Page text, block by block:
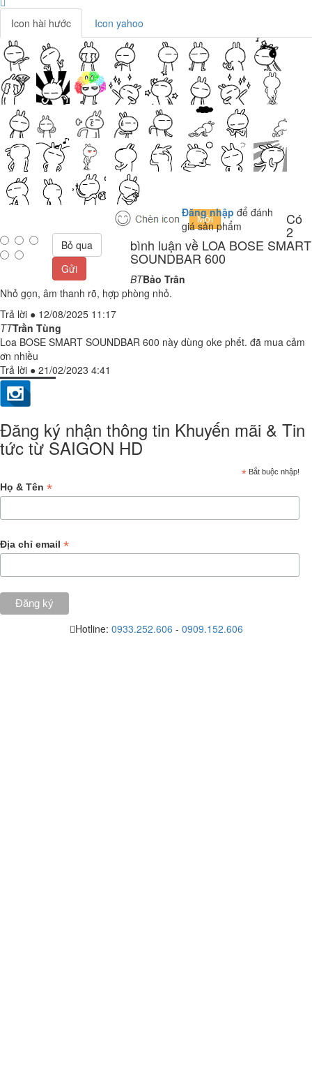
Icon hài hước Icon yahoo
Đăng nhập để đánh
giá sản phẩm
Bỏ qua
Gửi
Có
2
bình luận về LOA BOSE SMART
SOUNDBAR 600
BTBảo Trân
Nhỏ gọn, âm thanh rõ, hợp phòng nhỏ.
Trả lời ● 12/08/2025 11:17
TTTrần Tùng
Loa BOSE SMART SOUNDBAR 600 này dùng oke phết. đã mua cảm
ơn nhiều
Trả lời ● 21/02/2023 4:41
Đăng ký nhận thông tin Khuyến mãi & Tin
tức từ SAIGON HD
* Bắt buộc nhập!
Họ & Tên *
Địa chỉ email *
Hotline: 0933.252.606 - 0909.152.606